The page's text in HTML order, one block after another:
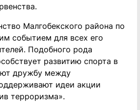
Малгобекского района по
событием для всех его
Подобного рода
развитию спорта в
дружбу между
идеи акции
терроризма».